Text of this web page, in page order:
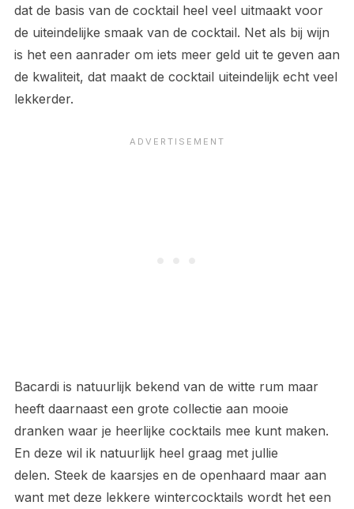
dat de basis van de cocktail heel veel uitmaakt voor
de uiteindelijke smaak van de cocktail. Net als bij wijn
is het een aanrader om iets meer geld uit te geven aan
de kwaliteit, dat maakt de cocktail uiteindelijk echt veel
lekkerder.
Bacardi is natuurlijk bekend van de witte rum maar
heeft daarnaast een grote collectie aan mooie
dranken waar je heerlijke cocktails mee kunt maken.
En deze wil ik natuurlijk heel graag met jullie
delen. Steek de kaarsjes en de openhaard maar aan
want met deze lekkere wintercocktails wordt het een